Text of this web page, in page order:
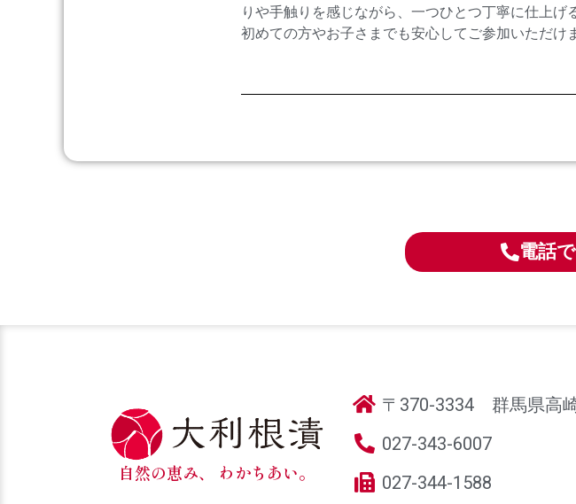
りや手触りを感じながら、一つひとつ丁寧に仕上げ
初めての方やお子さまでも安心してご参加いただけ
電話
自然の恵み、 わかちあい。
〒370-3334 群馬県高
027-343-6007
027-344-1588